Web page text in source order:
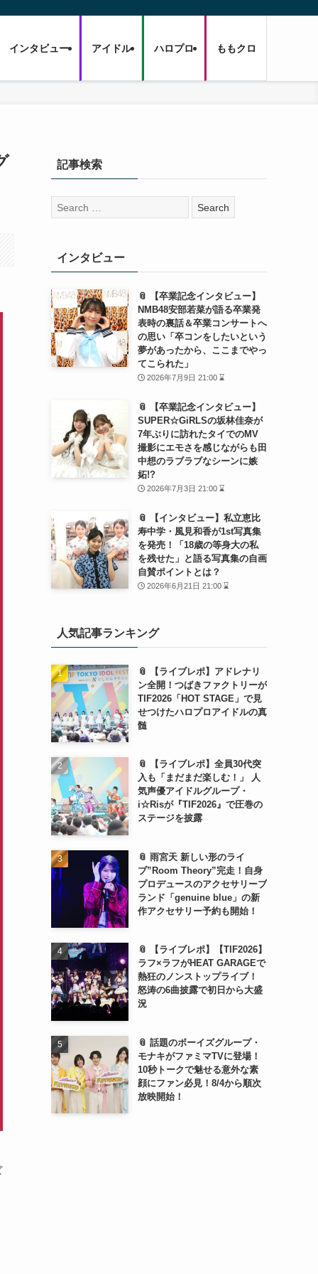
インタビュー アイドル ハロプロ ももクロ
記事検索
検
索:
インタビュー
📎 【卒業記念インタビュー】
NMB48安部若菜が語る卒業発
表時の裏話＆卒業コンサートへ
の思い「卒コンをしたいという
夢があったから、ここまでやっ
てこられた」
2026年7月9日 21:00 ⌛
📎 【卒業記念インタビュー】
SUPER☆GiRLSの坂林佳奈が
7年ぶりに訪れたタイでのMV
撮影にエモさを感じながらも田
中想のラブラブなシーンに嫉
妬!?
2026年7月3日 21:00 ⌛
📎 【インタビュー】私立恵比
寿中学・風見和香が1st写真集
を発売！「18歳の等身大の私
を残せた」と語る写真集の自画
自賛ポイントとは？
2026年6月21日 21:00 ⌛
人気記事ランキング
📎 【ライブレポ】アドレナリ
ン全開！つばきファクトリーが
TIF2026「HOT STAGE」で見
せつけたハロプロアイドルの真
髄
📎 【ライブレポ】全員30代突
入も「まだまだ楽しむ！」 人
気声優アイドルグループ・
i☆Risが『TIF2026』で圧巻の
ステージを披露
📎 雨宮天 新しい形のライ
ブ”Room Theory”完走！自身
プロデュースのアクセサリーブ
ランド「genuine blue」の新
作アクセサリー予約も開始！
📎 【ライブレポ】【TIF2026】
ラフ×ラフがHEAT GARAGEで
熱狂のノンストップライブ！
怒涛の6曲披露で初日から大盛
況
📎 話題のボーイズグループ・
モナキがファミマTVに登場！
10秒トークで魅せる意外な素
顔にファン必見！8/4から順次
放映開始！